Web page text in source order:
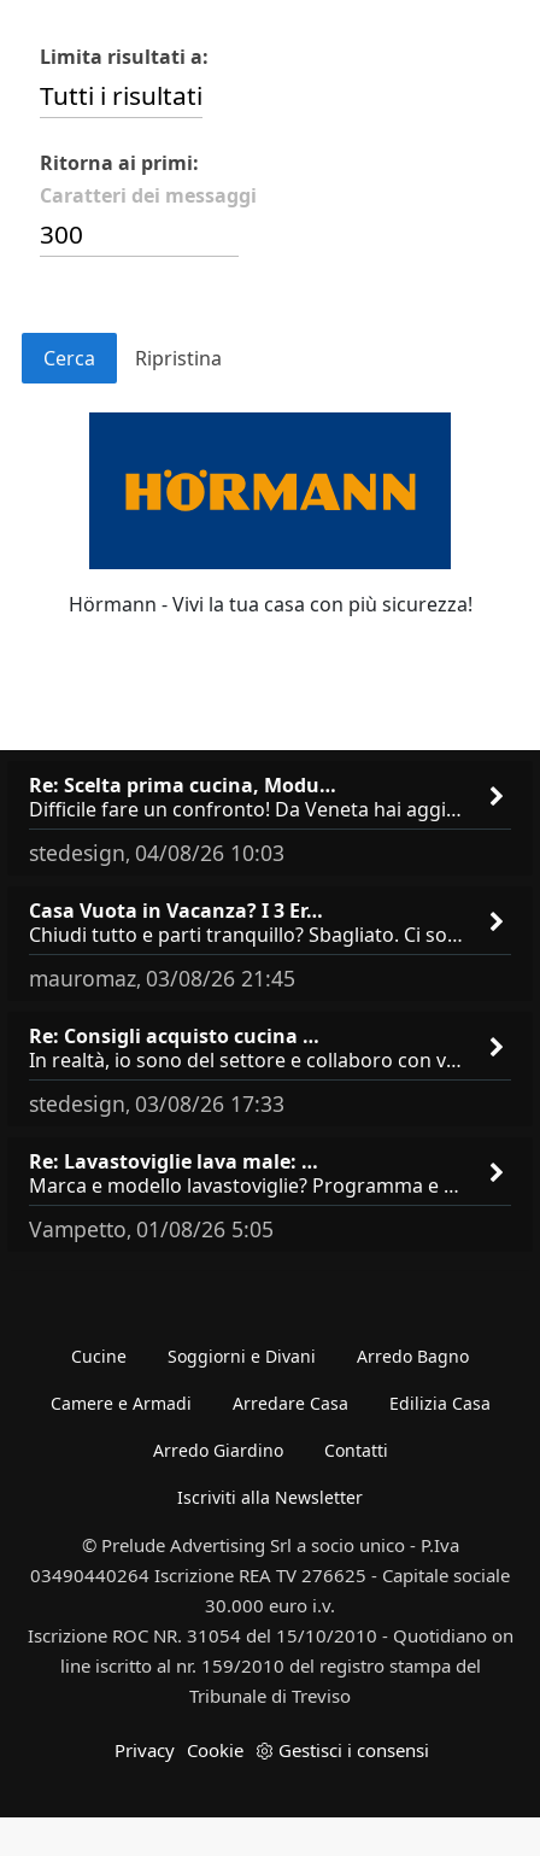
Limita risultati a:
Ritorna ai primi:
Caratteri dei messaggi
Hörmann - Vivi la tua casa con più sicurezza!
Re: Scelta prima cucina, Modu…
Difficile fare un confronto! Da Veneta hai aggiunto i pensili a tutta altezza e una colonna dispensa da 30, che da soli
stedesign, 04/08/26 10:03
Casa Vuota in Vacanza? I 3 Er…
Chiudi tutto e parti tranquillo? Sbagliato. Ci sono 3 comportamenti che dicono ai ladri &quot;sono via per due settimane
mauromaz, 03/08/26 21:45
Re: Consigli acquisto cucina …
In realtà, io sono del settore e collaboro con vari negozi, ti possono dire che sono tutti brand abbastanza simili come
stedesign, 03/08/26 17:33
Re: Lavastoviglie lava male: …
Marca e modello lavastoviglie? Programma e Deterisvo utilizzato ? Decalcificatore è regolato in in base alla durezza
Vampetto, 01/08/26 5:05
Cucine Soggiorni e Divani Arredo Bagno
Camere e Armadi Arredare Casa Edilizia Casa
Arredo Giardino Contatti
Iscriviti alla Newsletter
© Prelude Advertising Srl a socio unico - P.Iva
03490440264 Iscrizione REA TV 276625 - Capitale sociale
30.000 euro i.v.
Iscrizione ROC NR. 31054 del 15/10/2010 - Quotidiano on
line iscritto al nr. 159/2010 del registro stampa del
Tribunale di Treviso
Privacy Cookie Gestisci i consensi